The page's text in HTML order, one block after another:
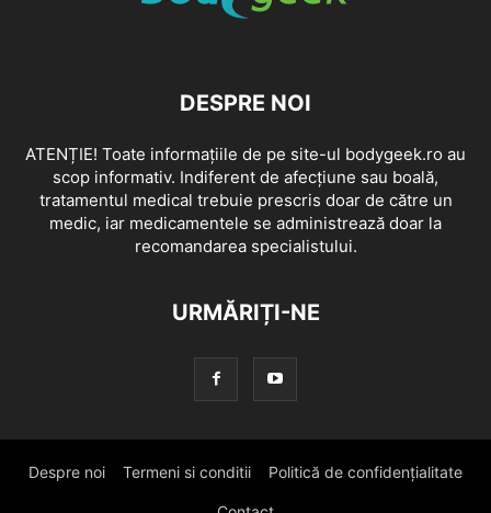
DESPRE NOI
ATENȚIE! Toate informațiile de pe site-ul bodygeek.ro au
scop informativ. Indiferent de afecțiune sau boală,
tratamentul medical trebuie prescris doar de către un
medic, iar medicamentele se administrează doar la
recomandarea specialistului.
URMĂRIȚI-NE
Despre noi Termeni si conditii Politică de confidențialitate